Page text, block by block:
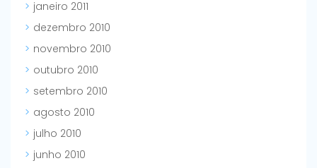
janeiro 2011
dezembro 2010
novembro 2010
outubro 2010
setembro 2010
agosto 2010
julho 2010
junho 2010